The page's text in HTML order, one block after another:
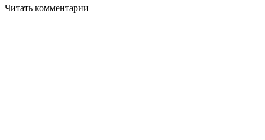
Читать комментарии